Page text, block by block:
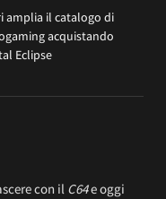
amplia il catalogo di
acquistando
Eclipse
con il C64e oggi